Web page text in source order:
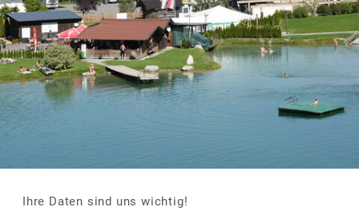
Ihre Daten sind uns wichtig!